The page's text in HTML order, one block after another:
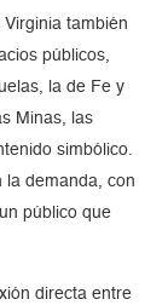
también
públicos,
la de Fe y
Minas, las
simbólico.
la demanda, con
público que
directa entre